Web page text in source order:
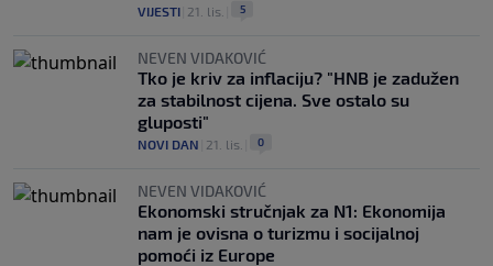
VIJESTI 21. lis. 5
NEVEN VIDAKOVIĆ
Tko je kriv za inflaciju? "HNB je zadužen
za stabilnost cijena. Sve ostalo su
gluposti"
NOVI DAN 21. lis. 0
NEVEN VIDAKOVIĆ
Ekonomski stručnjak za N1: Ekonomija
nam je ovisna o turizmu i socijalnoj
pomoći iz Europe